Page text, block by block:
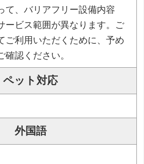
て、バリアフリー設備内容
ービス範囲が異なります。ご
ご利用いただくために、予め
認ください。
ペット対応
外国語